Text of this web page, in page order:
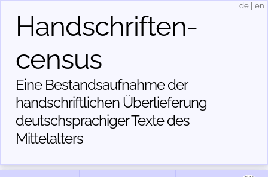
Handschriften­
census
Eine Bestandsaufnahme der
handschriftlichen Über­lieferung
deutschsprachiger Texte des
Mittelalters
de en